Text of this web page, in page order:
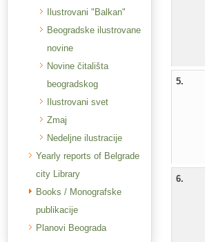
Ilustrovani "Balkan"
Beogradske ilustrovane
novine
Novine čitališta
beogradskog
Ilustrovani svet
Zmaj
Nedeljne ilustracije
Yearly reports of Belgrade
city Library
Books / Monografske
publikacije
Planovi Beograda
5.
6.